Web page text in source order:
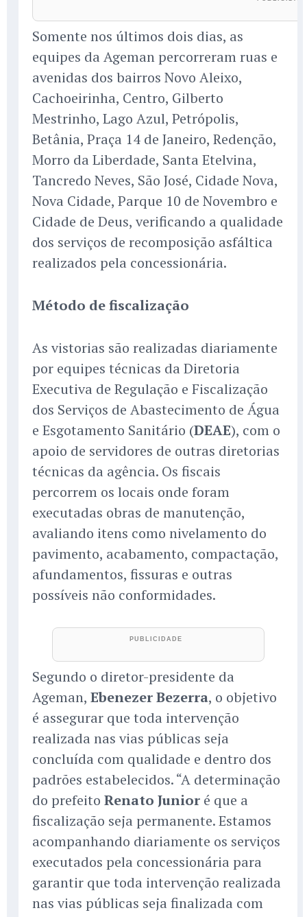
Somente nos últimos dois dias, as
equipes da Ageman percorreram ruas e
avenidas dos bairros Novo Aleixo,
Cachoeirinha, Centro, Gilberto
Mestrinho, Lago Azul, Petrópolis,
Betânia, Praça 14 de Janeiro, Redenção,
Morro da Liberdade, Santa Etelvina,
Tancredo Neves, São José, Cidade Nova,
Nova Cidade, Parque 10 de Novembro e
Cidade de Deus, verificando a qualidade
dos serviços de recomposição asfáltica
realizados pela concessionária.
Método de fiscalização
As vistorias são realizadas diariamente
por equipes técnicas da Diretoria
Executiva de Regulação e Fiscalização
dos Serviços de Abastecimento de Água
e Esgotamento Sanitário (DEAE), com o
apoio de servidores de outras diretorias
técnicas da agência. Os fiscais
percorrem os locais onde foram
executadas obras de manutenção,
avaliando itens como nivelamento do
pavimento, acabamento, compactação,
afundamentos, fissuras e outras
possíveis não conformidades.
Segundo o diretor-presidente da
Ageman, Ebenezer Bezerra, o objetivo
é assegurar que toda intervenção
realizada nas vias públicas seja
concluída com qualidade e dentro dos
padrões estabelecidos. “A determinação
do prefeito Renato Junior é que a
fiscalização seja permanente. Estamos
acompanhando diariamente os serviços
executados pela concessionária para
garantir que toda intervenção realizada
nas vias públicas seja finalizada com